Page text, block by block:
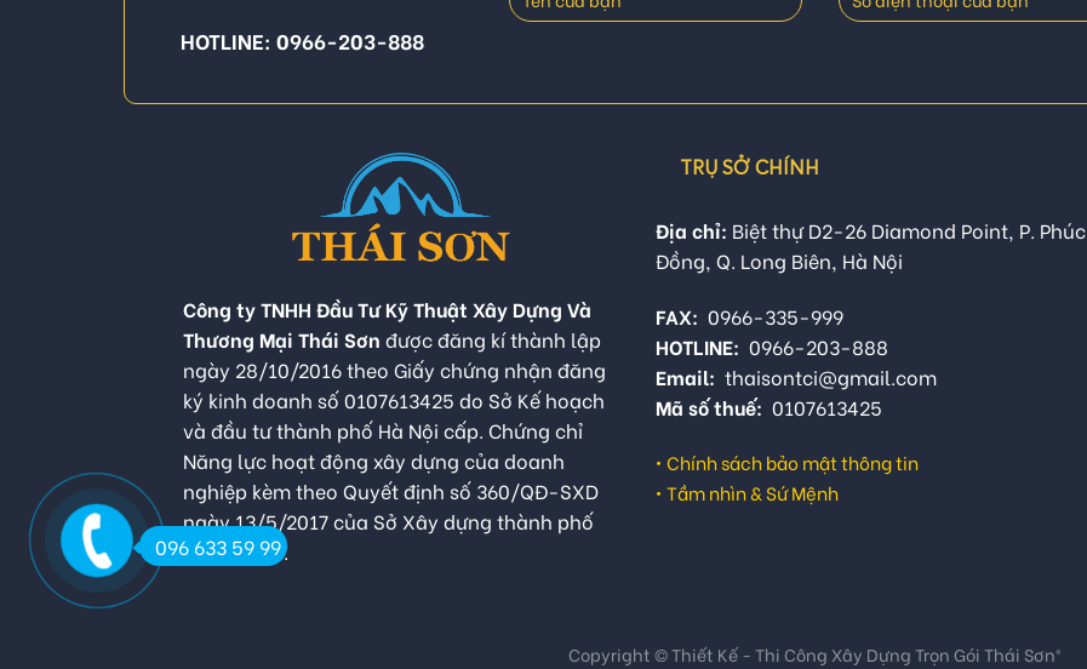
HOTLINE: 0966-203-888
Công ty TNHH Đầu Tư Kỹ Thuật Xây Dựng Và
Thương Mại Thái Sơn được đăng kí thành lập
ngày 28/10/2016 theo Giấy chứng nhận đăng
ký kinh doanh số 0107613425 do Sở Kế hoạch
và đầu tư thành phố Hà Nội cấp. Chứng chỉ
Năng lực hoạt động xây dựng của doanh
nghiệp kèm theo Quyết định số 360/QĐ-SXD
ngày 13/5/2017 của Sở Xây dựng thành phố
Hà Nội cấp.
TRỤ SỞ CHÍNH
Địa chỉ: Biệt thự D2-26 Diamond Point, P. Phúc
Đồng, Q. Long Biên, Hà Nội
FAX: 0966-335-999
HOTLINE: 0966-203-888
Email: thaisontci@gmail.com
Mã số thuế: 0107613425
• Chính sách bảo mật thông tin
• Tầm nhìn & Sứ Mệnh
Copyright © Thiết Kế - Thi Công Xây Dựng Trọn Gói Thái Sơn®
096 633 59 99